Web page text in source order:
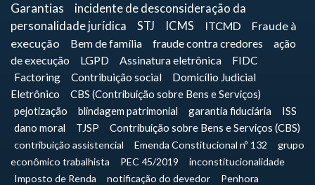
Garantias
incidente de desconsideração da
personalidade jurídica
STJ ICMS ITCMD
Fraude à
execução
Bem de família fraude contra credores
ação
de execução
LGPD Assinatura eletrônica
FIDC
Factoring
Contribuição social
Domicílio Judicial
Eletrônico
CBS (Contribuição sobre Bens e Serviços)
pejotização
blindagem patrimonial garantia fiduciária
ISS
dano moral
TJSP Contribuição sobre Bens e Serviços (CBS)
contribuição assistencial Emenda Constitucional nº 132
grupo
econômico trabalhista
PEC 45/2019
inconstitucionalidade
Imposto de Renda
notificação do devedor
Penhora